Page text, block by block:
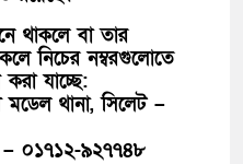
থাকলে বা তার
নিচের নম্বরগুলোতে
যাচ্ছে:
থানা, সিলেট –
০১৭১২-৯২৭৭৪৮